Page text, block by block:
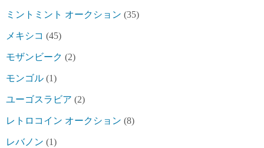
ミントミント オークション (35)
メキシコ (45)
モザンビーク (2)
モンゴル (1)
ユーゴスラビア (2)
レトロコイン オークション (8)
レバノン (1)